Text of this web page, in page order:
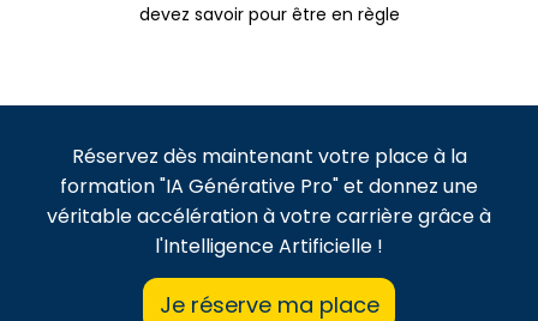
devez savoir pour être en règle
Réservez dès maintenant votre place à la
formation "IA Générative Pro" et donnez une
véritable accélération à votre carrière grâce à
l'Intelligence Artificielle !
Je réserve ma place